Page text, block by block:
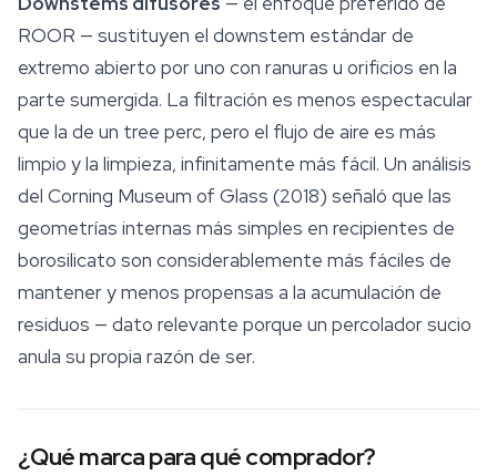
ROOR — sustituyen el downstem estándar de
extremo abierto por uno con ranuras u orificios en la
parte sumergida. La filtración es menos espectacular
que la de un tree perc, pero el flujo de aire es más
limpio y la limpieza, infinitamente más fácil. Un análisis
del Corning Museum of Glass (2018) señaló que las
geometrías internas más simples en recipientes de
borosilicato son considerablemente más fáciles de
mantener y menos propensas a la acumulación de
residuos — dato relevante porque un percolador sucio
anula su propia razón de ser.
¿Qué marca para qué comprador?